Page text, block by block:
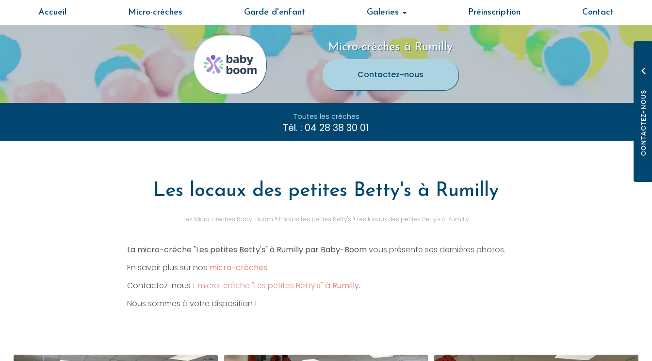
contenu
principal
Accueil Micro-crèches Garde d'enfant Galeries Préinscription Contact
Micro-crèches à Rumilly
Contactez-nous
Toutes les crèches
Tél. : 04 28 38 30 01
Les locaux des petites Betty's à Rumilly
Les Micro-crèches Baby-Boom > Photos Les petites Betty's > Les locaux des petites Betty's à Rumilly
La micro-crèche "Les petites Betty's" à Rumilly par Baby-Boomvous présente ses dernières photos.
En savoir plus sur nos micro-crèches
Contactez-nous : micro-crèche "Les petites Betty's" à Rumilly.
Nous sommes à votre disposition !